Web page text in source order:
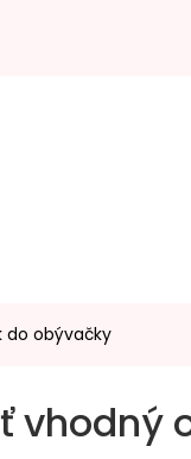
do obývačky
vhodný